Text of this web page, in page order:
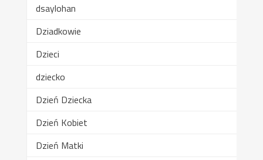
dsaylohan
Dziadkowie
Dzieci
dziecko
Dzień Dziecka
Dzień Kobiet
Dzień Matki